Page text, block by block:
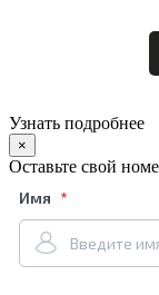
Узнать подробнее
×
Оставьте свой
Имя